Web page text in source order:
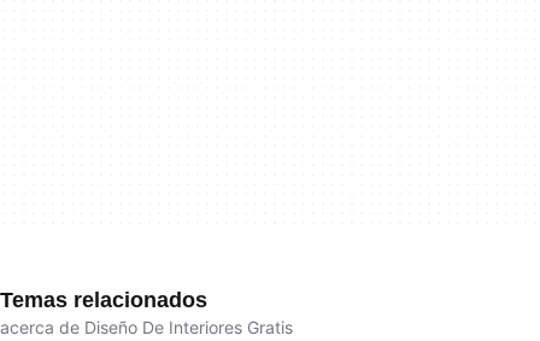
Temas relacionados
acerca de Diseño De Interiores Gratis